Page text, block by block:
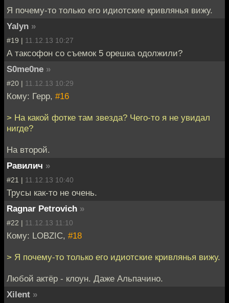
Я почему-то только его идиотские кривлянья вижу.
Yalyn »
#19 | 11.12.13 10:27
А таксофон со съемок 5 орешка одолжили?
S0me0ne »
#20 | 11.12.13 10:29
Кому: Герр, #16
> На какой фотке там звезда? Чего-то я не увидал
нигде?
На второй.
Равилич »
#21 | 11.12.13 10:40
Трусы как-то не очень.
Ragnar Petrovich »
#22 | 11.12.13 11:10
Кому: LOBZIC, #18
> Я почему-то только его идиотские кривлянья вижу.
Любой актёр - клоун. Даже Альпачино.
Xilent »